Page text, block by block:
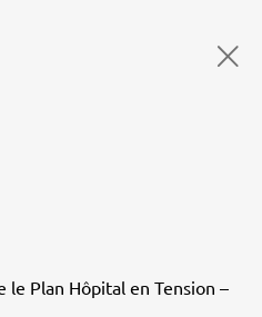
le Plan Hôpital en Tension –